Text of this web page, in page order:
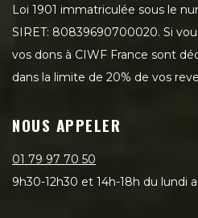
Loi 1901 immatriculée sous le
SIRET: 80839690700020. Si
vos dons à CIWF France sont
dans la limite de 20% de vos
NOUS APPELER
01 79 97 70 50
9h30-12h30 et 14h-18h du lundi